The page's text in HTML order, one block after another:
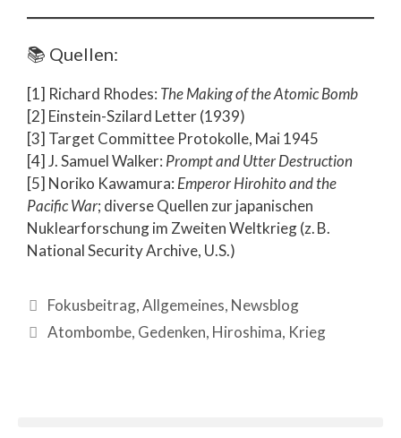
📚 Quellen:
[1] Richard Rhodes: The Making of the Atomic Bomb
[2] Einstein-Szilard Letter (1939)
[3] Target Committee Protokolle, Mai 1945
[4] J. Samuel Walker: Prompt and Utter Destruction
[5] Noriko Kawamura: Emperor Hirohito and the
Pacific War; diverse Quellen zur japanischen
Nuklearforschung im Zweiten Weltkrieg (z. B.
National Security Archive, U.S.)
Fokusbeitrag,Allgemeines, Newsblog
Atombombe, Gedenken, Hiroshima, Krieg